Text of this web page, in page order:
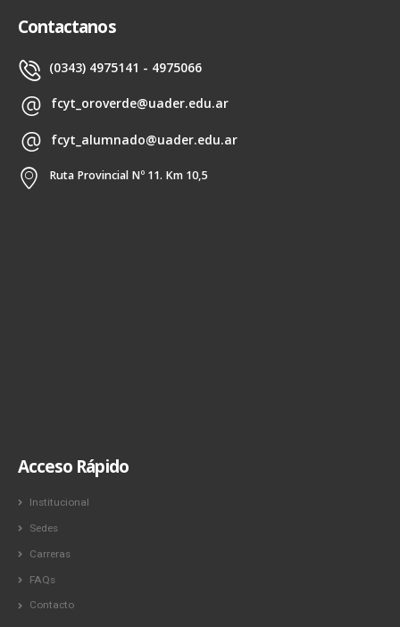
Contactanos
(0343) 4975141 - 4975066
fcyt_oroverde@uader.edu.ar
fcyt_alumnado@uader.edu.ar
Ruta Provincial Nº 11. Km 10,5
Acceso Rápido
Institucional
Sedes
Carreras
FAQs
Contacto